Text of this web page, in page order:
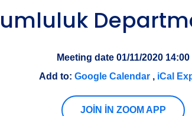
Meeting date 01/11/2020 14:00
Add to: Google Calendar , iCal
JOIN IN ZOOM APP